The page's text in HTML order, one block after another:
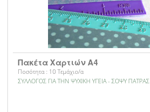
Πακέτα Χαρτιών Α4
Ποσότητα : 10 Τεμάχιο/α
ΣΥΛΛΟΓΟΣ ΓΙΑ ΤΗΝ ΨΥΧΙΚΗ ΥΓΕΙΑ - ΣΟΨΥ ΠΑΤΡΑΣ